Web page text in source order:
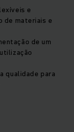
e
de materiais e
de um
qualidade para